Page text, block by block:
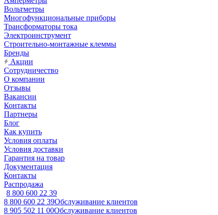
Вольтметры
Многофункциональные приборы
Трансформаторы тока
Электроинструмент
Строительно-монтажные клеммы
Бренды
Акции
Сотрудничество
О компании
Отзывы
Вакансии
Контакты
Партнеры
Блог
Как купить
Условия оплаты
Условия доставки
Гарантия на товар
Документация
Контакты
Распродажа
8 800 600 22 39
8 800 600 22 39Обслуживание клиентов
8 905 502 11 00Обслуживание клиентов